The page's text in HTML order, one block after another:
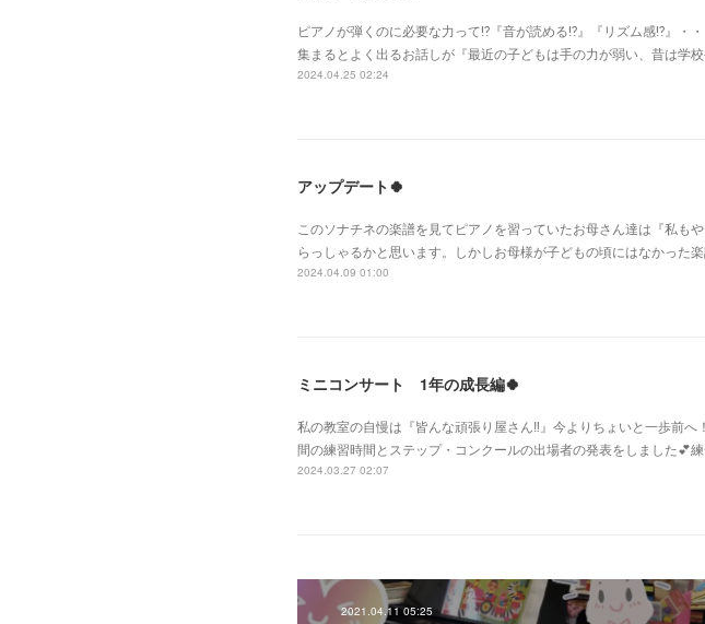
ピアノが弾くのに必要な力って⁉️『音が読める⁉︎』『リズム感⁉︎』・
集まるとよく出るお話しが『最近の子どもは手の力が弱い、昔は学
2024.04.25 02:24
アップデート🍀
このソナチネの楽譜を見てピアノを習っていたお母さん達は『私も
らっしゃるかと思います。しかしお母様が子どもの頃にはなかった
2024.04.09 01:00
ミニコンサート 1年の成長編🍀
私の教室の自慢は『皆んな頑張り屋さん‼️』今よりちょいと一歩前へ
間の練習時間とステップ・コンクールの出場者の発表をしました💕
2024.03.27 02:07
2021.04.11 05:25